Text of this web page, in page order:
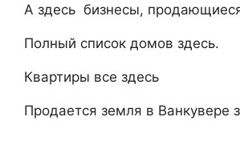
А здесь бизнесы,
Полный список домов здесь.
Квартиры все здесь
Продается земля в Ванкувере